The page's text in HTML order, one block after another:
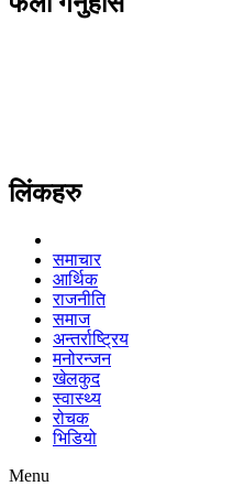
लिंकहरु
समाचार
आर्थिक
राजनीति
समाज
अन्तर्राष्ट्रिय
मनोरन्जन
खेलकुद
स्वास्थ्य
रोचक
भिडियो
Menu